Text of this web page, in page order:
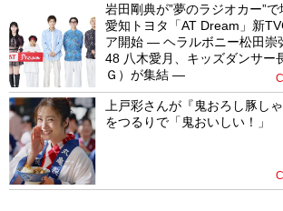
岩田剛典が”夢のラジオカー”で
愛知トヨタ「AT Dream」新
ア開始 ― ヘラルボニー松田崇
48 八木愛月、キッズダンサー
Ｇ）が集結 ―
上戸彩さんが『鬼おろし豚し
をつるりで「鬼おいしい！」